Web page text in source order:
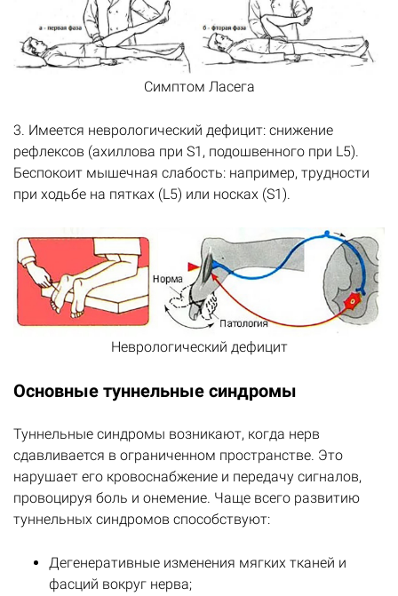
Симптом Ласега
3. Имеется неврологический дефицит: снижение
рефлексов (ахиллова при S1, подошвенного при L5).
Беспокоит мышечная слабость: например, трудности
при ходьбе на пятках (L5) или носках (S1).
Неврологический дефицит
Основные туннельные синдромы
Туннельные синдромы возникают, когда нерв
сдавливается в ограниченном пространстве. Это
нарушает его кровоснабжение и передачу сигналов,
провоцируя боль и онемение. Чаще всего развитию
туннельных синдромов способствуют:
Дегенеративные изменения мягких тканей и
фасций вокруг нерва;